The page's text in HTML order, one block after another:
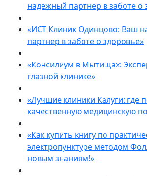
надежный партнер в заботе о
«ИСТ Клиник Одинцово: Ваш
партнер в заботе о здоровье»
«Консилиум в Мытищах:
глазной клинике»
«Лучшие клиники Калуги: где
качественную медицинскую
«Как купить книгу по
электропунктуре методом
новым знаниям!»